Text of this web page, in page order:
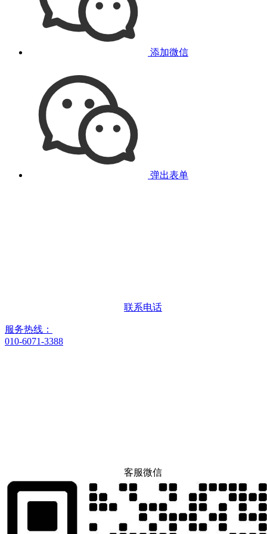
添加微信
弹出表单
联系电话
服务热线：
010-6071-3388
客服微信